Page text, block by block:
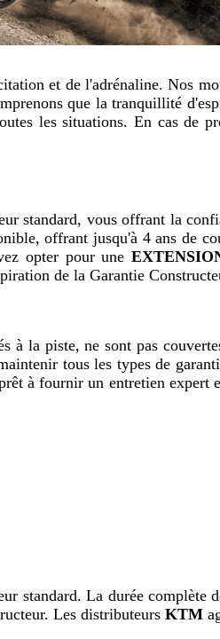
et de l'adrénaline. Nos
que la tranquillité
les situations. En cas de
standard, vous offrant la
offrant jusqu'à 4 ans de
opter pour une
de la Garantie
à la piste, ne sont pas
tous les types de
à fournir un entretien
standard. La durée
Les distributeurs KTM